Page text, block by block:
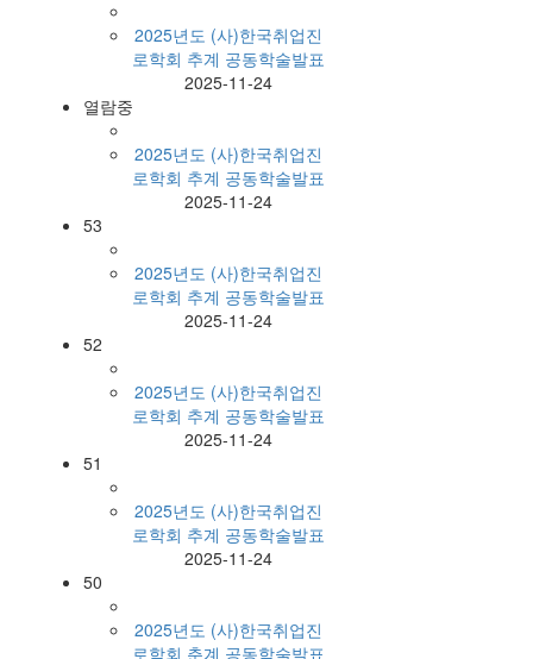
2025년도 (사)한국취업진
로학회 추계 공동학술발표
2025-11-24
열람중
2025년도 (사)한국취업진
로학회 추계 공동학술발표
2025-11-24
53
2025년도 (사)한국취업진
로학회 추계 공동학술발표
2025-11-24
52
2025년도 (사)한국취업진
로학회 추계 공동학술발표
2025-11-24
51
2025년도 (사)한국취업진
로학회 추계 공동학술발표
2025-11-24
50
2025년도 (사)한국취업진
로학회 춘계 공동학술발표